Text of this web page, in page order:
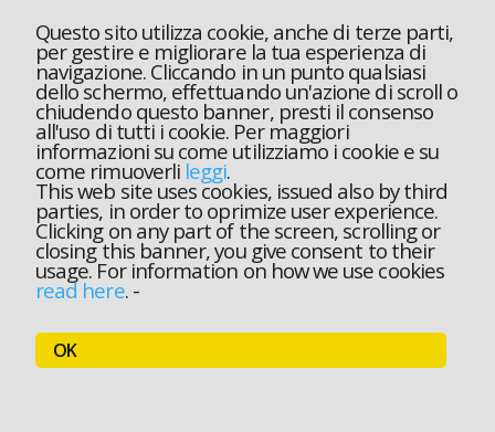
Questo sito utilizza cookie, anche di terze parti,
per gestire e migliorare la tua esperienza di
navigazione. Cliccando in un punto qualsiasi
dello schermo, effettuando un'azione di scroll o
chiudendo questo banner, presti il consenso
all'uso di tutti i cookie. Per maggiori
informazioni su come utilizziamo i cookie e su
come rimuoverli leggi.
This web site uses cookies, issued also by third
parties, in order to oprimize user experience.
Clicking on any part of the screen, scrolling or
closing this banner, you give consent to their
usage. For information on how we use cookies
read here.-
OK